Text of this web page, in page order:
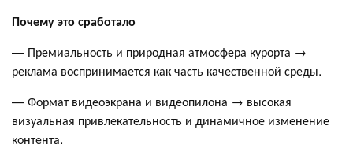
Почему это сработало
— Премиальность и природная атмосфера курорта →
реклама воспринимается как часть качественной среды.
— Формат видеоэкрана и видеопилона → высокая
визуальная привлекательность и динамичное изменение
контента.